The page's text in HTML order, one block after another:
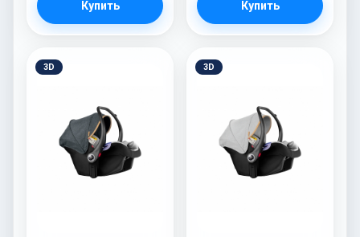
Купить Купить
3D 3D